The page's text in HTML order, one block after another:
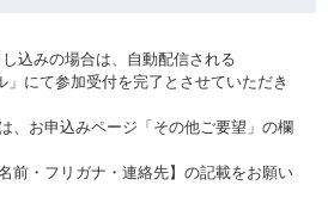
込みの場合は、自動配信される
にて参加受付を完了とさせていただき
、お申込みページ「その他ご要望」の欄
・フリガナ・連絡先】の記載をお願い